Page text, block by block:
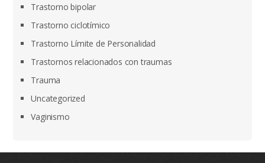
Trastorno bipolar
Trastorno ciclotímico
Trastorno Límite de Personalidad
Trastornos relacionados con traumas
Trauma
Uncategorized
Vaginismo